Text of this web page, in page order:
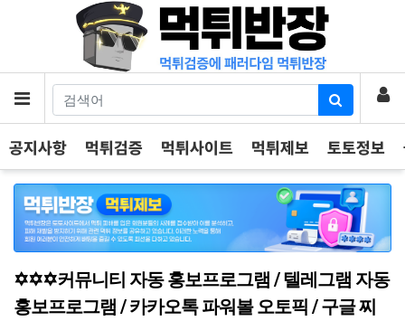
메뉴 로
공지사항 먹튀검증 먹튀사이트 먹튀제보 토토정보
✡️✡️✡️커뮤니티 자동 홍보프로그램 / 텔레그램 자동
홍보프로그램 / 카카오톡 파워볼 오토픽 / 구글 찌